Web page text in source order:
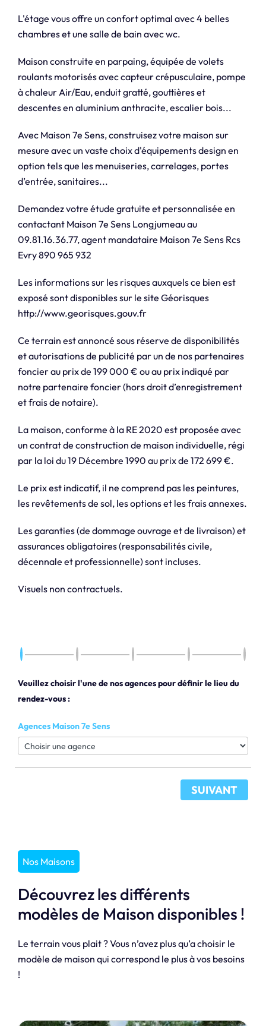
L'étage vous offre un confort optimal avec 4 belles
chambres et une salle de bain avec wc.
Maison construite en parpaing, équipée de volets
roulants motorisés avec capteur crépusculaire, pompe
à chaleur Air/Eau, enduit gratté, gouttières et
descentes en aluminium anthracite, escalier bois...
Avec Maison 7e Sens, construisez votre maison sur
mesure avec un vaste choix d'équipements design en
option tels que les menuiseries, carrelages, portes
d’entrée, sanitaires...
Demandez votre étude gratuite et personnalisée en
contactant Maison 7e Sens Longjumeau au
09.81.16.36.77, agent mandataire Maison 7e Sens Rcs
Evry 890 965 932
Les informations sur les risques auxquels ce bien est
exposé sont disponibles sur le site Géorisques
http://www.georisques.gouv.fr
Ce terrain est annoncé sous réserve de disponibilités
et autorisations de publicité par un de nos partenaires
foncier au prix de 199 000 € ou au prix indiqué par
notre partenaire foncier (hors droit d’enregistrement
et frais de notaire).
La maison, conforme à la RE 2020 est proposée avec
un contrat de construction de maison individuelle, régi
par la loi du 19 Décembre 1990 au prix de 172 699 €.
Le prix est indicatif, il ne comprend pas les peintures,
les revêtements de sol, les options et les frais annexes.
Les garanties (de dommage ouvrage et de livraison) et
assurances obligatoires (responsabilités civile,
décennale et professionnelle) sont incluses.
Visuels non contractuels.
Veuillez choisir l'une de nos agences pour définir le lieu du
rendez-vous :
Agences Maison 7e Sens
SUIVANT
Nos Maisons
Découvrez les différents
modèles de Maison disponibles !
Le terrain vous plait ? Vous n’avez plus qu’a choisir le
modèle de maison qui correspond le plus à vos besoins
!